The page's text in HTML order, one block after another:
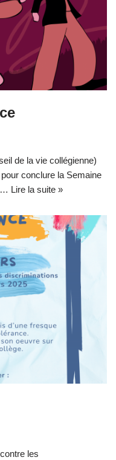
de la vie collégienne)
conclure la Semaine
Lire la suite »
les